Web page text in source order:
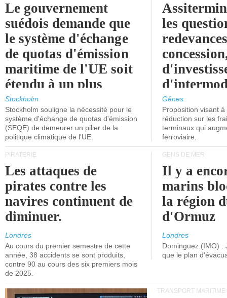
Le gouvernement
suédois demande que
le système d'échange
de quotas d'émission
maritime de l'UE soit
étendu à un plus
grand nombre de
navires.
Stockholm
Stockholm souligne la nécessité pour le
système d'échange de quotas d'émission
(SEQE) de demeurer un pilier de la
politique climatique de l'UE.
les
l'attention
politiciens.
Gênes
Proposition visant
réduction sur les
terminaux qui
ferroviaire.
PIRATERIE
Les attaques de
pirates contre les
navires continuent de
diminuer.
Londres
Au cours du premier semestre de cette
année, 38 accidents se sont produits,
contre 90 au cours des six premiers mois
de 2025.
GENS DE MER
Il y a
marins
la région
d'Ormuz
Londres
Dominguez (IMO) :
que le plan
TRANSPORT MARITIME